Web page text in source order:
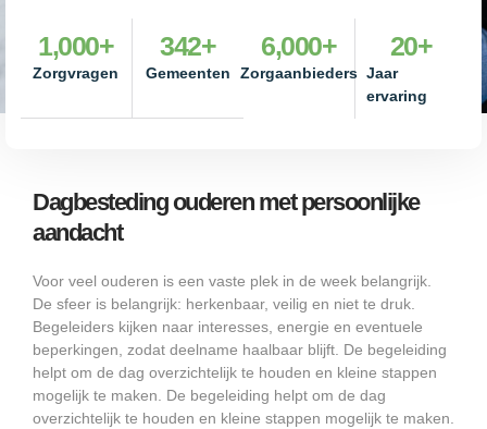
Zorgvragen
1,000+
Gemeenten
342+
Zorgaanbieders
6,000+
Jaar
ervaring
20+
Dagbesteding ouderen met persoonlijke
aandacht
Voor veel ouderen is een vaste plek in de week belangrijk.
De sfeer is belangrijk: herkenbaar, veilig en niet te druk.
Begeleiders kijken naar interesses, energie en eventuele
beperkingen, zodat deelname haalbaar blijft. De begeleiding
helpt om de dag overzichtelijk te houden en kleine stappen
mogelijk te maken. De begeleiding helpt om de dag
overzichtelijk te houden en kleine stappen mogelijk te maken.